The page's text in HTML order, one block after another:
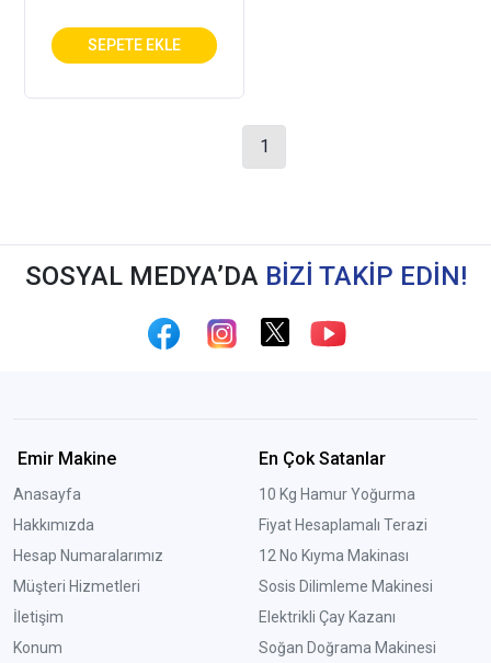
1
SOSYAL MEDYA’DA BİZİ TAKİP EDİN!
Emir Makine
Anasayfa
Hakkımızda
Hesap Numaralarımız
Müşteri Hizmetleri
İletişim
Konum
En Çok Satanlar
10 Kg Hamur Yoğurma
Fiyat Hesaplamalı Terazi
12 No Kıyma Makinası
Sosis Dilimleme Makinesi
Elektrikli Çay Kazanı
Soğan Doğrama Makinesi